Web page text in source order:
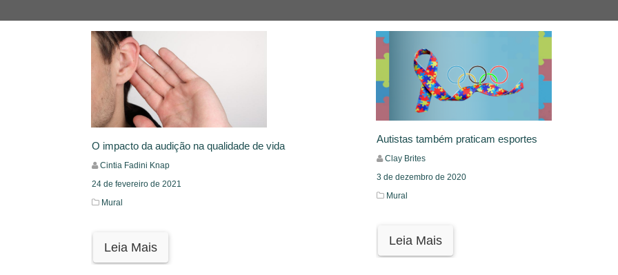
O impacto da audição na qualidade de vida
Cintia Fadini Knap
24 de fevereiro de 2021
Mural
Leia Mais
Autistas também praticam esportes
Clay Brites
3 de dezembro de 2020
Mural
Leia Mais